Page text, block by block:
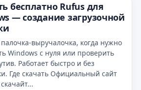
бесплатно Rufus для
— создание загрузочной
когда нужно
Windows с нуля или проверить
Работает быстро и без
Где скачать Официальный сайт